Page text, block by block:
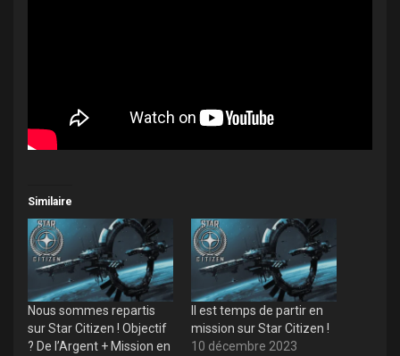
Similaire
Nous sommes repartis
sur Star Citizen ! Objectif
? De l’Argent + Mission en
Il est temps de partir en
mission sur Star Citizen !
10 décembre 2023